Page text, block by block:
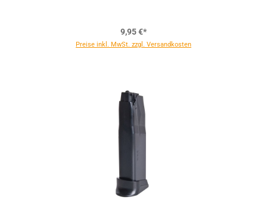
9,95 €*
Preise inkl. MwSt. zzgl. Versandkosten